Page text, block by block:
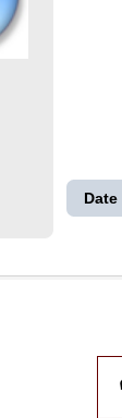
Date